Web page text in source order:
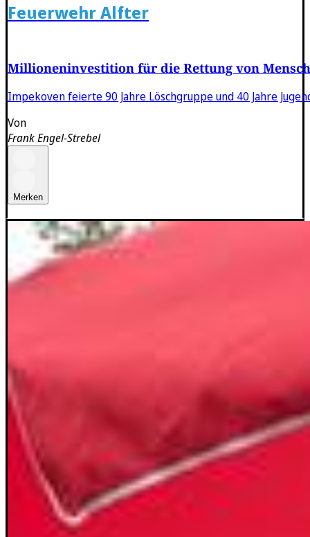
Feuerwehr Alfter
Millioneninvestition für die Rettung von
Impekoven feierte 90 Jahre Löschgruppe und 40 Jahre
Von
Frank Engel-Strebel
Merken